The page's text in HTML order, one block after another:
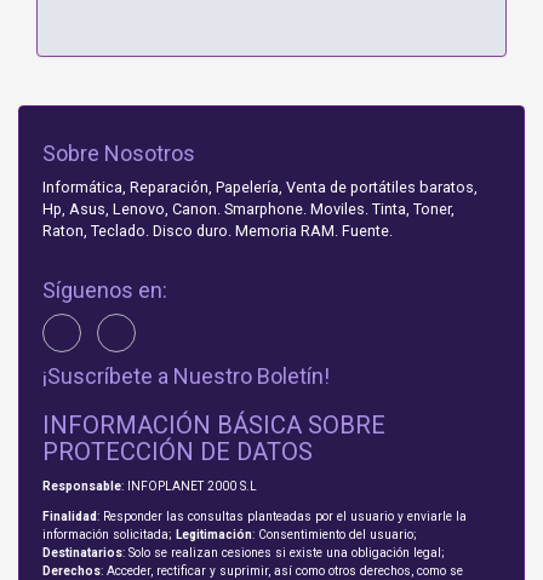
Sobre Nosotros
Informática, Reparación, Papelería, Venta de portátiles baratos,
Hp, Asus, Lenovo, Canon. Smarphone. Moviles. Tinta, Toner,
Raton, Teclado. Disco duro. Memoria RAM. Fuente.
Síguenos en:
¡Suscríbete a Nuestro Boletín!
INFORMACIÓN BÁSICA SOBRE
PROTECCIÓN DE DATOS
Responsable: INFOPLANET 2000 S.L
Finalidad: Responder las consultas planteadas por el usuario y enviarle la
información solicitada; Legitimación: Consentimiento del usuario;
Destinatarios: Solo se realizan cesiones si existe una obligación legal;
Derechos: Acceder, rectificar y suprimir, así como otros derechos, como se